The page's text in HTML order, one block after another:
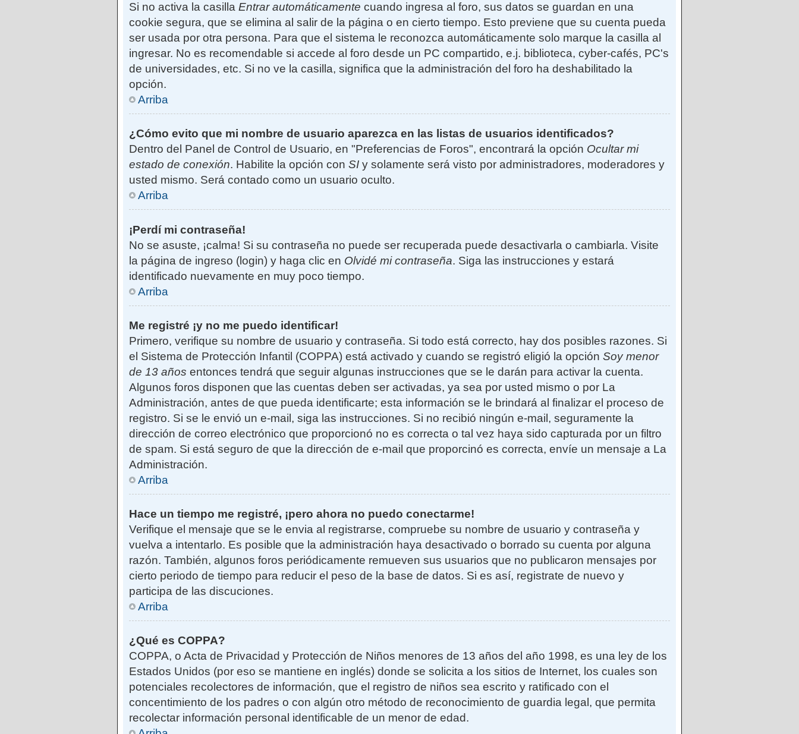
Si no activa la casilla Entrar automáticamente cuando ingresa al foro, sus datos se guardan en una
cookie segura, que se elimina al salir de la página o en cierto tiempo. Esto previene que su cuenta pueda
ser usada por otra persona. Para que el sistema le reconozca automáticamente solo marque la casilla al
ingresar. No es recomendable si accede al foro desde un PC compartido, e.j. biblioteca, cyber-cafés, PC's
de universidades, etc. Si no ve la casilla, significa que la administración del foro ha deshabilitado la
opción.
Arriba
¿Cómo evito que mi nombre de usuario aparezca en las listas de usuarios identificados?
Dentro del Panel de Control de Usuario, en "Preferencias de Foros", encontrará la opción Ocultar mi
estado de conexión. Habilite la opción con SI y solamente será visto por administradores, moderadores y
usted mismo. Será contado como un usuario oculto.
Arriba
¡Perdí mi contraseña!
No se asuste, ¡calma! Si su contraseña no puede ser recuperada puede desactivarla o cambiarla. Visite
la página de ingreso (login) y haga clic en Olvidé mi contraseña. Siga las instrucciones y estará
identificado nuevamente en muy poco tiempo.
Arriba
Me registré ¡y no me puedo identificar!
Primero, verifique su nombre de usuario y contraseña. Si todo está correcto, hay dos posibles razones. Si
el Sistema de Protección Infantil (COPPA) está activado y cuando se registró eligió la opción Soy menor
de 13 años entonces tendrá que seguir algunas instrucciones que se le darán para activar la cuenta.
Algunos foros disponen que las cuentas deben ser activadas, ya sea por usted mismo o por La
Administración, antes de que pueda identificarte; esta información se le brindará al finalizar el proceso de
registro. Si se le envió un e-mail, siga las instrucciones. Si no recibió ningún e-mail, seguramente la
dirección de correo electrónico que proporcionó no es correcta o tal vez haya sido capturada por un filtro
de spam. Si está seguro de que la dirección de e-mail que proporcinó es correcta, envíe un mensaje a La
Administración.
Arriba
Hace un tiempo me registré, ¡pero ahora no puedo conectarme!
Verifique el mensaje que se le envia al registrarse, compruebe su nombre de usuario y contraseña y
vuelva a intentarlo. Es posible que la administración haya desactivado o borrado su cuenta por alguna
razón. También, algunos foros periódicamente remueven sus usuarios que no publicaron mensajes por
cierto periodo de tiempo para reducir el peso de la base de datos. Si es así, registrate de nuevo y
participa de las discuciones.
Arriba
¿Qué es COPPA?
COPPA, o Acta de Privacidad y Protección de Niños menores de 13 años del año 1998, es una ley de los
Estados Unidos (por eso se mantiene en inglés) donde se solicita a los sitios de Internet, los cuales son
potenciales recolectores de información, que el registro de niños sea escrito y ratificado con el
concentimiento de los padres o con algún otro método de reconocimiento de guardia legal, que permita
recolectar información personal identificable de un menor de edad.